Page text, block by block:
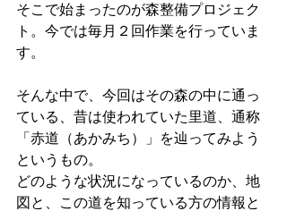
そこで始まったのが森整備プロジェク
ト。今では毎月２回作業を行っていま
す。
そんな中で、今回はその森の中に通っ
ている、昔は使われていた里道、通称
「赤道（あかみち）」を辿ってみよう
というもの。
どのような状況になっているのか、地
図と、この道を知っている方の情報と